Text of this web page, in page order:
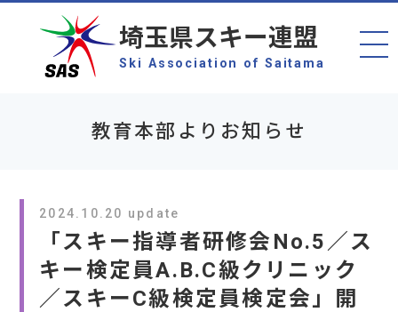
埼玉県スキー連盟
Ski Association of Saitama
教育本部よりお知らせ
2024.10.20 update
「スキー指導者研修会No.5／ス
キー検定員A.B.C級クリニック
／スキーC級検定員検定会」開